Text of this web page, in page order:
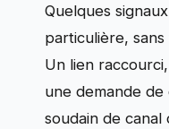
Quelques
particulière,
Un lien
une demande
soudain de